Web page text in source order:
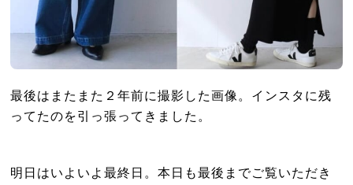
最後はまたまた２年前に撮影した画像。インスタに残
ってたのを引っ張ってきました。
明日はいよいよ最終日。本日も最後までご覧いただき